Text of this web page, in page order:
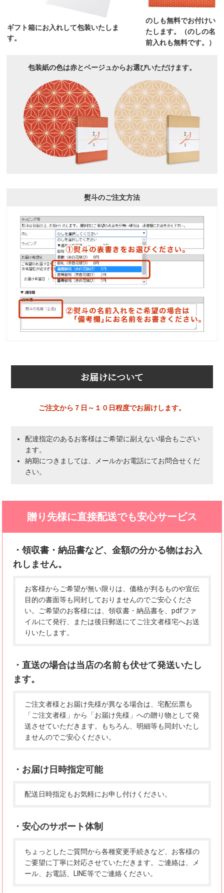
ギフト箱にお入れして包装いたしま
す。
のしも無料でお付けい
たします。（のしの名
前入れも無料です。）
包装紙の色は赤とベージュからお選びいただけます。
熨斗のご注文方法
お届けについて
ご注文から７日～１０日程度でお届けします。
配達指定のあるお客様はご希望に副えない場合もござい
ます。
納期につきましては、メールかお電話にてお問合せくだ
さい。
贈り先様に直接配送でも安心サービス
・領収書・納品書など、金額の分かる物はお入
れしません。
お客様からご希望が無い限りは、価格が判るものや宣伝
目的の書面等も同封しておりませんのでご安心くださ
い。ご希望のお客様には、領収書・納品書を、pdfファ
イルにて発行、または後日郵送にてご注文者様宅へお送
りいたします。
・直送の場合は当店の名前も伏せて発送いたし
ます。
ご注文者様とお届け先様が異なる場合は、宅配伝票も
「ご注文者様」から「お届け先様」への贈り物として発
送させていただきます。もちろん、明細等も同封いたし
ませんのでご安心ください。
・お届け日時指定可能
配送日時指定もお気軽にお申し付けください。
・安心のサポート体制
ちょっとしたご質問から各種変更手続きなど、お客様の
ご要望に丁寧に対応させていただきます。ご連絡は、メ
ール、お電話、LINE等でご連絡ください。